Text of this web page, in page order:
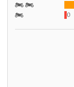
0